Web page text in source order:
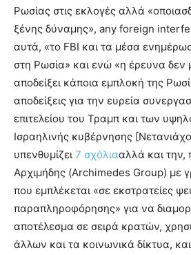
Ρωσίας στις εκλογές αλλά
ξένης δύναμης», any foreign
αυτά, «το FBI και τα μέσα
στη Ρωσία» και ενώ «η έρευνα δεν
αποδείξει κάποια εμπλοκή της
αποδείξεις για την ευρεία
επιτελείου του Τραμπ και των
Ισραηλινής κυβέρνησης
υπενθυμίζει 7 σχόλιααλλά και την,
Αρχιμήδης (Archimedes Group) με
που εμπλέκεται «σε εκστρατείες
παραπληροφόρησης» για να
αποτέλεσμα σε σειρά κρατών,
άλλων και τα κοινωνικά δίκτυα,